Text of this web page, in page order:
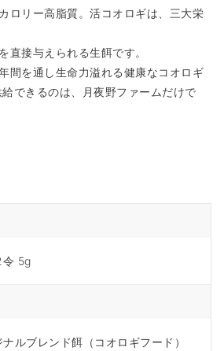
ロリー高脂質。活コオロギは、三大栄
直接与えられる生餌です。
間を通し生命力溢れる健康なコオロギ
できるのは、月夜野ファームだけで
令 5g
ルブレンド餌（コオロギフード）